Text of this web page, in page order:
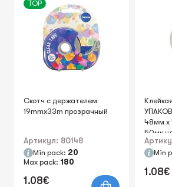
TOP
Скотч с держателем
19mmx33m прозрачный
Артикул: 80148
Min pack: 20
Max pack: 180
1.08€
48мм х
50мк
Min
1.08€